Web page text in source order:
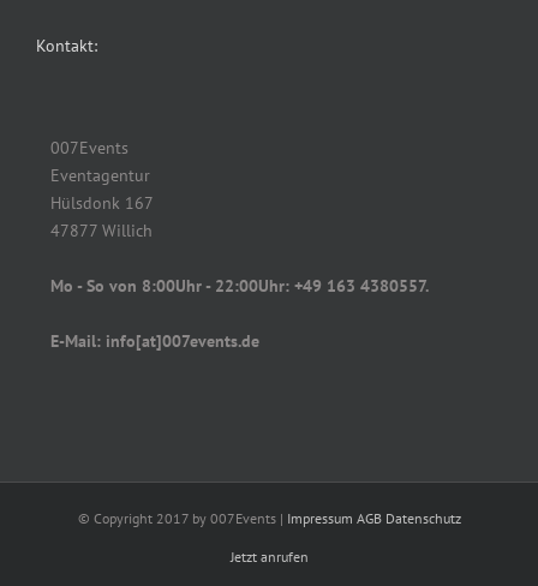
Kontakt:
007Events
Eventagentur
Hülsdonk 167
47877 Willich
Mo - So von 8:00Uhr - 22:00Uhr: +49 163 4380557.
E-Mail: info[at]007events.de
© Copyright 2017 by 007Events | Impressum AGB Datenschutz
Jetzt anrufen